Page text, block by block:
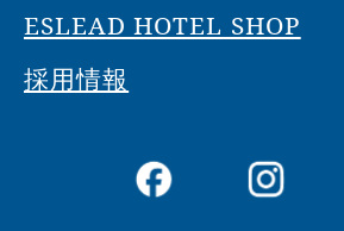
ESLEAD HOTEL SHOP
採用情報